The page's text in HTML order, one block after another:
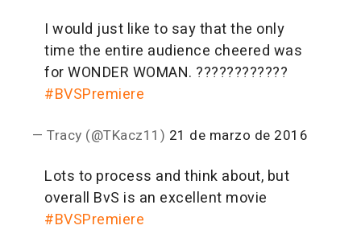
I would just like to say that the only
time the entire audience cheered was
for WONDER WOMAN. ????????????
#BVSPremiere
— Tracy (@TKacz11) 21 de marzo de 2016
Lots to process and think about, but
overall BvS is an excellent movie
#BVSPremiere